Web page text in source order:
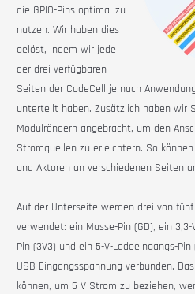
die GPIO-Pins optimal zu
nutzen. Wir haben dies
gelöst, indem wir jede
der drei verfügbaren
Seiten der CodeCell je nach
unterteilt haben. Zusätzlich haben wir
Modulrändern angebracht, um den
Stromquellen zu erleichtern. So
und Aktoren an verschiedenen Seiten
Auf der Unterseite werden drei von
verwendet: ein Masse-Pin (GD), ein
Pin (3V3) und ein 5-V-Ladeeingangs-
USB-Eingangsspannung verbunden.
können, um 5 V Strom zu beziehen,